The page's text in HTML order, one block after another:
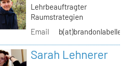
Lehrbeauftragter
Raumstrategien
Email
Sarah Lehnerer